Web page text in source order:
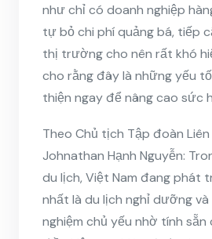
như chỉ có doanh nghiệp
tự bỏ chi phí quảng bá, tiếp
thị trường cho nên rất khó
cho rằng đây là những yếu
thiện ngay để nâng cao sức
Theo Chủ tịch Tập đoàn
Johnathan Hạnh Nguyễn:
du lịch, Việt Nam đang phát
nhất là du lịch nghỉ dưỡng
nghiệm chủ yếu nhờ tính sẵn